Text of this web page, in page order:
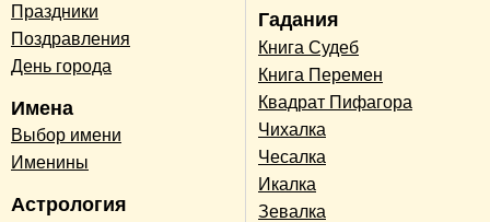
Праздники
Поздравления
День города
Имена
Выбор имени
Именины
Астрология
Гадания
Книга Судеб
Книга Перемен
Квадрат Пифагора
Чихалка
Чесалка
Икалка
Зевалка